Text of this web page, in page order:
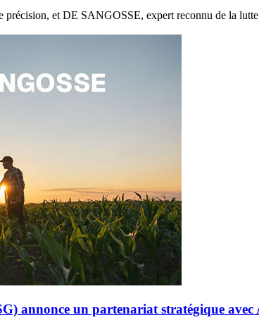
et DE SANGOSSE, expert reconnu de la
annonce un partenariat stratégique